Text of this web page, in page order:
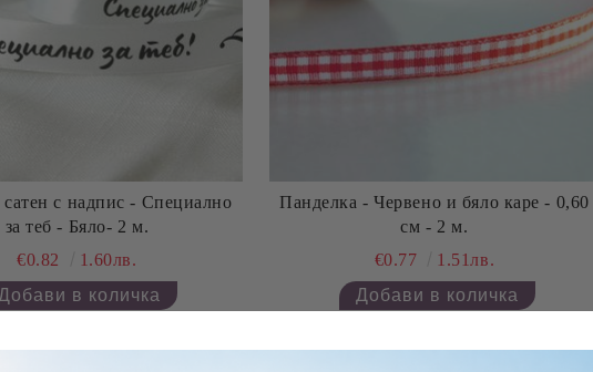
с надпис - Специално
за теб - Бяло- 2 м.
€0.82
1.60лв.
Панделка - Червено и бяло каре - 0,60
см - 2 м.
€0.77
1.51лв.